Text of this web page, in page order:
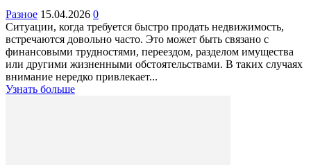
Разное 15.04.2026 0
Ситуации, когда требуется быстро продать недвижимость,
встречаются довольно часто. Это может быть связано с
финансовыми трудностями, переездом, разделом имущества
или другими жизненными обстоятельствами. В таких случаях
внимание нередко привлекает...
Узнать больше